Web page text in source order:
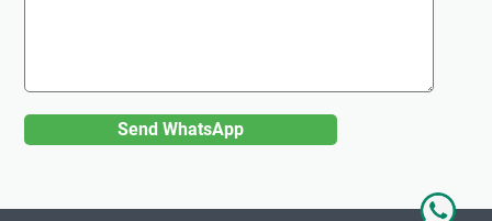
Send WhatsApp